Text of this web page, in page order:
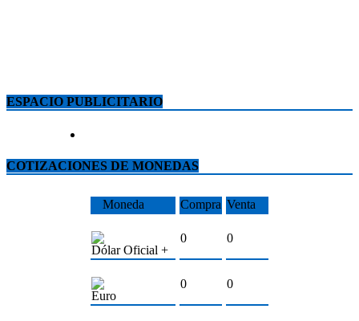
ESPACIO PUBLICITARIO
COTIZACIONES DE MONEDAS
Moneda Compra Venta
Dólar Oficial +
0 0
Euro
0 0